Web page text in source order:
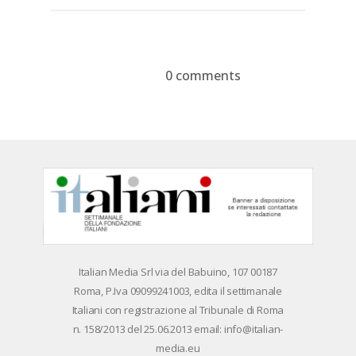
0 comments
Devi essereconnessoper inviare un
commento.
Ita­lian Me­dia Srl via del Ba­bui­no, 107 00187
Roma, P.Iva 09099241003, edi­ta il set­ti­ma­na­le
Ita­lia­ni con re­gi­stra­zio­ne al Tri­bu­na­le di Roma
n. 158/​2013 del 25.06.2013 email: info@ita­lian­
me­dia.eu